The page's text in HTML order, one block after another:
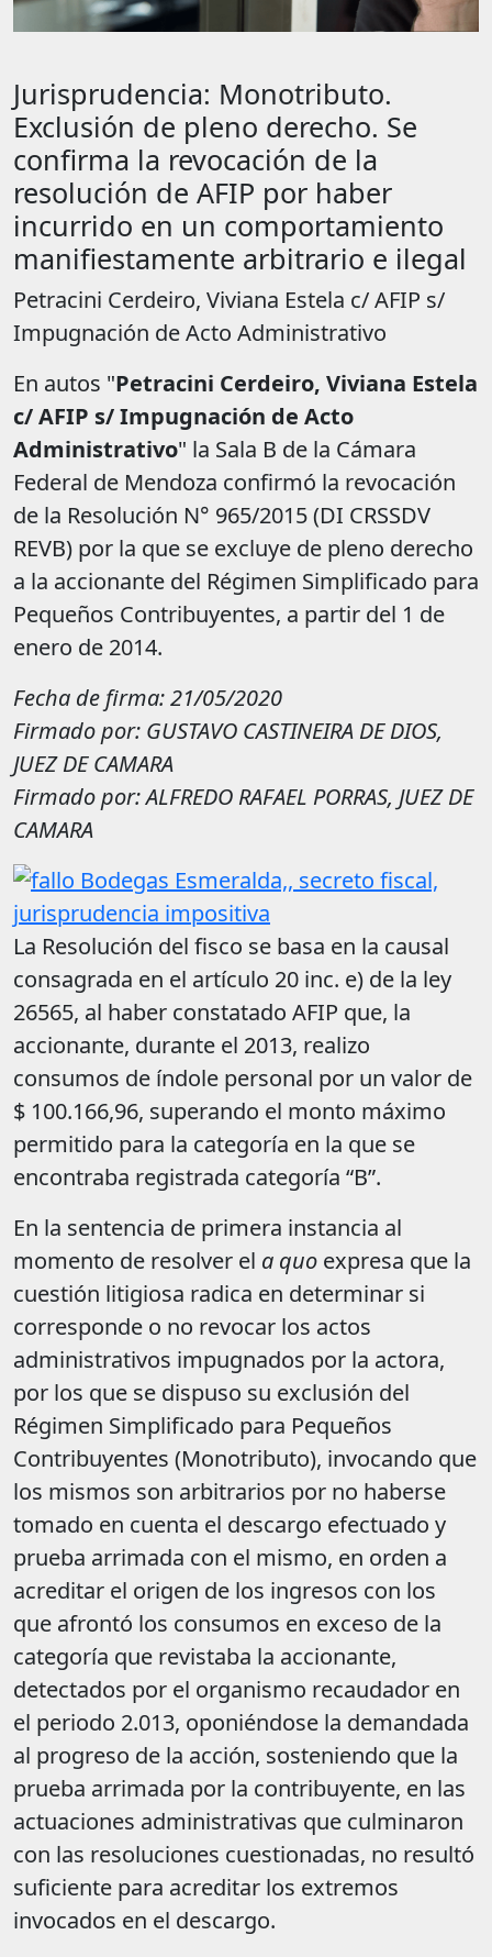
Jurisprudencia: Monotributo.
Exclusión de pleno derecho. Se
confirma la revocación de la
resolución de AFIP por haber
incurrido en un comportamiento
manifiestamente arbitrario e ilegal
Petracini Cerdeiro, Viviana Estela c/ AFIP s/
Impugnación de Acto Administrativo
En autos "Petracini Cerdeiro, Viviana Estela
c/ AFIP s/ Impugnación de Acto
Administrativo" la Sala B de la Cámara
Federal de Mendoza confirmó la revocación
de la Resolución N° 965/2015 (DI CRSS­DV
REVB) por la que se excluye de pleno derecho
a la accionante del Régimen Simplificado para
Pequeños Contribuyentes, a partir del 1 de
enero de 2014.
Fecha de firma: 21/05/2020
Firmado por: GUSTAVO CASTINEIRA DE DIOS,
JUEZ DE CAMARA
Firmado por: ALFREDO RAFAEL PORRAS, JUEZ DE
CAMARA
La Resolución del fisco se basa en la causal
consagrada en el artículo 20 inc. e) de la ley
26565, al haber constatado AFIP que, la
accionante, durante el 2013, realizo
consumos de índole personal por un valor de
$ 100.166,96, superando el monto máximo
permitido para la categoría en la que se
encontraba registrada ­categoría “B”­.
En la sentencia de primera instancia al
momento de resolver el a quo expresa que la
cuestión litigiosa radica en determinar si
corresponde o no revocar los actos
administrativos impugnados por la actora,
por los que se dispuso su exclusión del
Régimen Simplificado para Pequeños
Contribuyentes (Monotributo), invocando que
los mismos son arbitrarios por no haberse
tomado en cuenta el descargo efectuado y
prueba arrimada con el mismo, en orden a
acreditar el origen de los ingresos con los
que afrontó los consumos en exceso de la
categoría que revistaba la accionante,
detectados por el organismo recaudador en
el periodo 2.013, oponiéndose la demandada
al progreso de la acción, sosteniendo que la
prueba arrimada por la contribuyente, en las
actuaciones administrativas que culminaron
con las resoluciones cuestionadas, no resultó
suficiente para acreditar los extremos
invocados en el descargo.